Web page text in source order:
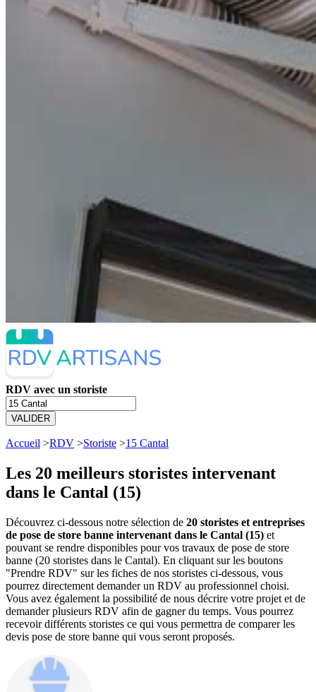
RDV avec un storiste
VALIDER
Accueil >RDV >Storiste >15 Cantal
Les 20 meilleurs storistes intervenant
dans le Cantal (15)
Découvrez ci-dessous notre sélection de 20 storistes et entreprises
de pose de store banne intervenant dans le Cantal (15) et
pouvant se rendre disponibles pour vos travaux de pose de store
banne (20 storistes dans le Cantal). En cliquant sur les boutons
"Prendre RDV" sur les fiches de nos storistes ci-dessous, vous
pourrez directement demander un RDV au professionnel choisi.
Vous avez également la possibilité de nous décrire votre projet et de
demander plusieurs RDV afin de gagner du temps. Vous pourrez
recevoir différents storistes ce qui vous permettra de comparer les
devis pose de store banne qui vous seront proposés.